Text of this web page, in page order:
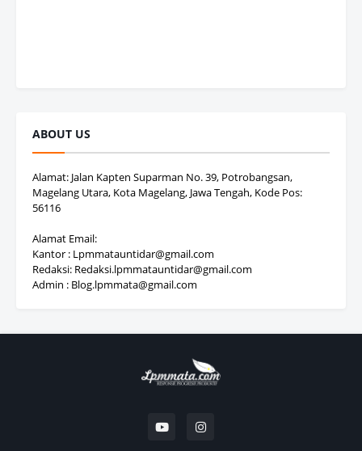
ABOUT US
Alamat: Jalan Kapten Suparman No. 39, Potrobangsan,
Magelang Utara, Kota Magelang, Jawa Tengah, Kode Pos:
56116
Alamat Email:
Kantor : Lpmmatauntidar@gmail.com
Redaksi: Redaksi.lpmmatauntidar@gmail.com
Admin : Blog.lpmmata@gmail.com